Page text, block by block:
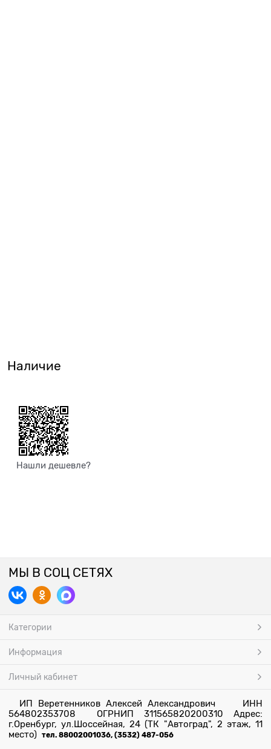
Наличие
Нашли дешевле?
МЫ В СОЦ СЕТЯХ
Категории
Информация
Личный кабинет
ИП Веретенников Алексей Александрович ИНН
564802353708 ОГРНИП 311565820200310 Адрес:
г.Оренбург, ул.Шоссейная, 24 (ТК "Автоград", 2 этаж, 11
место) тел. 88002001036, (3532) 487-056